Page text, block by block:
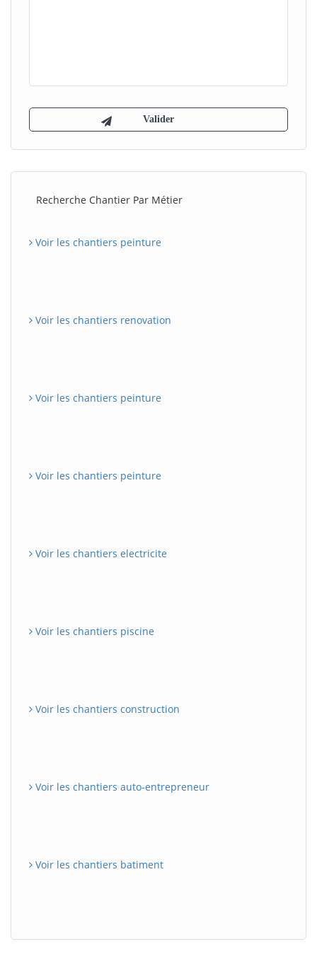
Recherche Chantier Par Métier
Voir les chantiers peinture
Voir les chantiers renovation
Voir les chantiers peinture
Voir les chantiers peinture
Voir les chantiers electricite
Voir les chantiers piscine
Voir les chantiers construction
Voir les chantiers auto-entrepreneur
Voir les chantiers batiment